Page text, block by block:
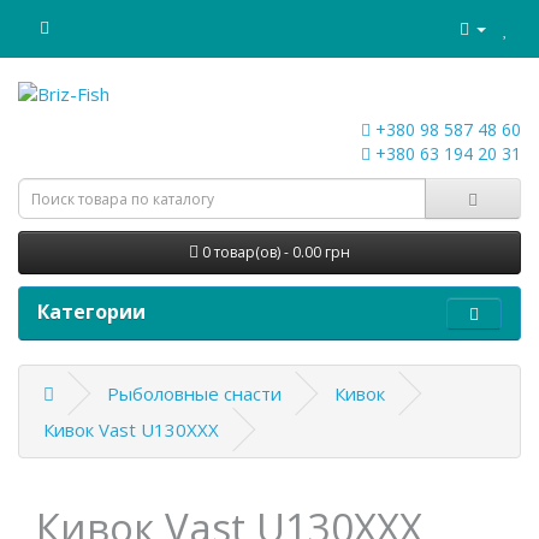
+380 98 587 48 60
+380 63 194 20 31
0 товар(ов) - 0.00 грн
Категории
Рыболовные снасти
Кивок
Кивок Vast U130XXX
Кивок Vast U130XXX